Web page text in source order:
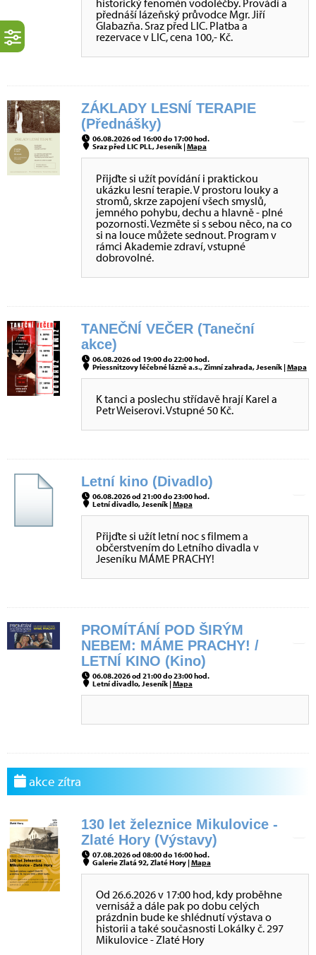
historický fenomén vodoléčby. Provádí a
přednáší lázeňský průvodce Mgr. Jiří
Glabazňa. Sraz před LIC. Platba a
rezervace v LIC, cena 100,- Kč.
ZÁKLADY LESNÍ TERAPIE
(Přednášky)
06.08.2026 od 16:00 do 17:00 hod.
Sraz před LIC PLL, Jeseník |Mapa
Přijďte si užít povídání i praktickou
ukázku lesní terapie. V prostoru louky a
stromů, skrze zapojení všech smyslů,
jemného pohybu, dechu a hlavně - plné
pozornosti. Vezměte si s sebou něco, na co
si na louce můžete sednout. Program v
rámci Akademie zdraví, vstupné
dobrovolné.
TANEČNÍ VEČER (Taneční
akce)
06.08.2026 od 19:00 do 22:00 hod.
Priessnitzovy léčebné lázně a.s., Zimní zahrada, Jeseník |Mapa
K tanci a poslechu střídavě hrají Karel a
Petr Weiserovi. Vstupné 50 Kč.
Letní kino (Divadlo)
06.08.2026 od 21:00 do 23:00 hod.
Letní divadlo, Jeseník |Mapa
Přijďte si užít letní noc s filmem a
občerstvením do Letního divadla v
Jeseníku MÁME PRACHY!
PROMÍTÁNÍ POD ŠIRÝM
NEBEM: MÁME PRACHY! /
LETNÍ KINO (Kino)
06.08.2026 od 21:00 do 23:00 hod.
Letní divadlo, Jeseník |Mapa
akce zítra
130 let železnice Mikulovice -
Zlaté Hory (Výstavy)
07.08.2026 od 08:00 do 16:00 hod.
Galerie Zlatá 92, Zlaté Hory |Mapa
Od 26.6.2026 v 17:00 hod, kdy proběhne
vernisáž a dále pak po dobu celých
prázdnin bude ke shlédnutí výstava o
historii a také současnosti Lokálky č. 297
Mikulovice - Zlaté Hory